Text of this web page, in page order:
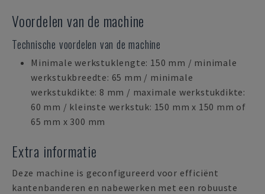
Voordelen van de machine
Technische voordelen van de machine
Minimale werkstuklengte: 150 mm / minimale
werkstukbreedte: 65 mm / minimale
werkstukdikte: 8 mm / maximale werkstukdikte:
60 mm / kleinste werkstuk: 150 mm x 150 mm of
65 mm x 300 mm
Extra informatie
Deze machine is geconfigureerd voor efficiënt
kantenbanderen en nabewerken met een robuuste